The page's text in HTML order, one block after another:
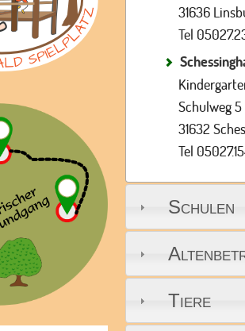
31636
Tel
Schulweg 5
31632
Tel
Schulen
Tiere